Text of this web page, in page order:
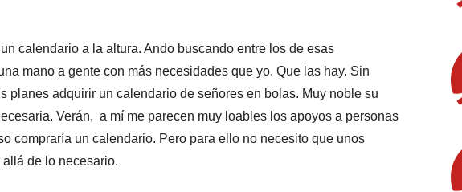
calendario a la altura. Ando buscando entre los de esas
mano a gente con más necesidades que yo. Que las hay. Sin
planes adquirir un calendario de señores en bolas. Muy noble su
Verán, a mí me parecen muy loables los apoyos a personas
compraría un calendario. Pero para ello no necesito que unos
de lo necesario.